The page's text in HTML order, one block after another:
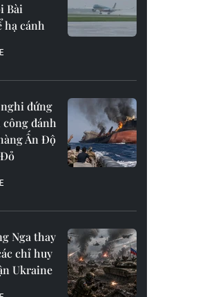
Bài
hạ cánh
đứng
công đánh
Ấn Độ
Nga thay
chỉ huy
Ukraine